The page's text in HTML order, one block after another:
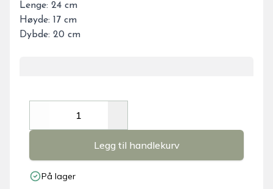
Lenge: 24 cm
Høyde: 17 cm
Dybde: 20 cm
Decrease
Legg til handlekurv
På lager